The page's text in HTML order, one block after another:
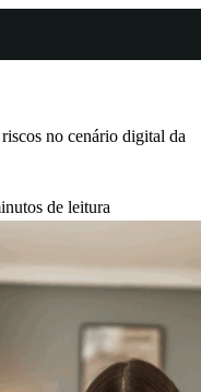
no cenário digital da
de leitura